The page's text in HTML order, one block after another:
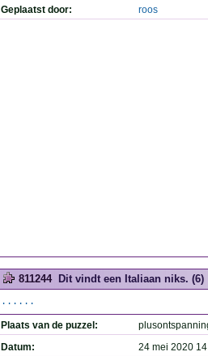
Geplaatst door: roos
811244 Dit vindt een Italiaan niks. (6)
......
Plaats van de puzzel:
Datum:
24 mei 2020